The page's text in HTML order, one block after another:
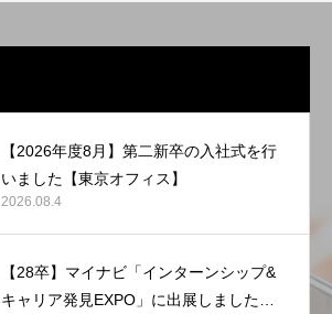
【2026年度8月】第二新卒の入社式を行
いました【東京オフィス】
2026.08.4
【28卒】マイナビ「インターンシップ&
キャリア発見EXPO」に出展しました